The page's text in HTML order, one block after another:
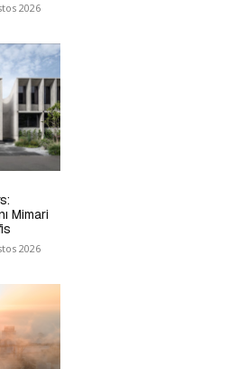
2026
Mimari
2026